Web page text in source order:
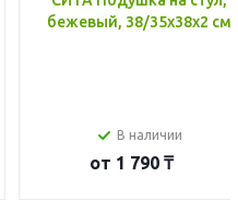
бежевый, 38/35x38x2 см
В наличии
от 1 790 ₸